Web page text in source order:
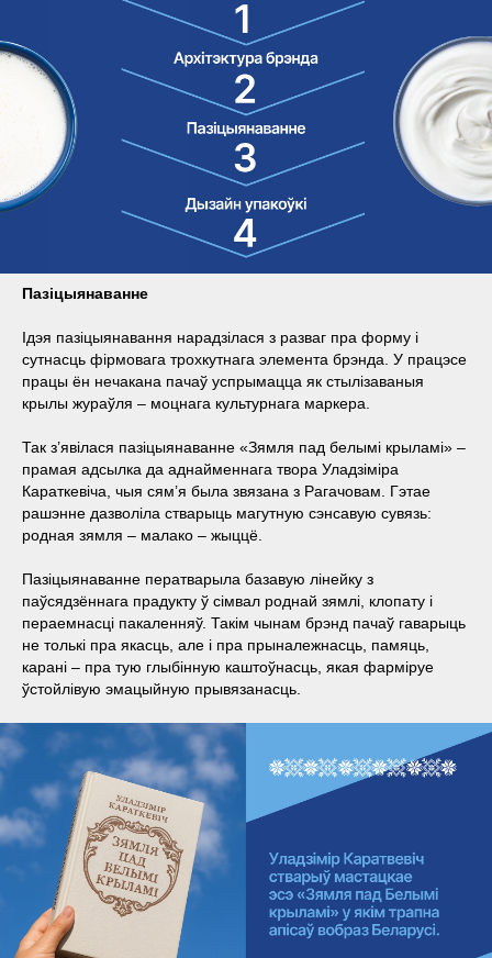
Пазіцыянаванне
Ідэя пазіцыянавання нарадзілася з разваг пра форму і
сутнасць фірмовага трохкутнага элемента брэнда. У працэсе
працы ён нечакана пачаў успрымацца як стылізаваныя
крылы жураўля – моцнага культурнага маркера.
Так з’явілася пазіцыянаванне «Зямля пад белымі крыламі» –
прамая адсылка да аднайменнага твора Уладзіміра
Караткевіча, чыя сям’я была звязана з Рагачовам. Гэтае
рашэнне дазволіла стварыць магутную сэнсавую сувязь:
родная зямля – малако – жыццё.
Пазіцыянаванне ператварыла базавую лінейку з
паўсядзённага прадукту ў сімвал роднай зямлі, клопату і
пераемнасці пакаленняў. Такім чынам брэнд пачаў гаварыць
не толькі пра якасць, але і пра прыналежнасць, памяць,
карані – пра тую глыбінную каштоўнасць, якая фарміруе
ўстойлівую эмацыйную прывязанасць.